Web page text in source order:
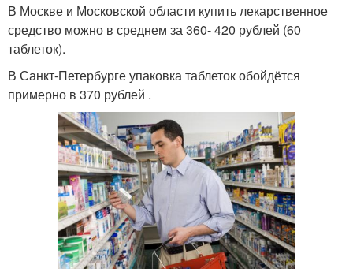
В Москве и Московской области купить лекарственное
средство можно в среднем за 360- 420 рублей (60
таблеток).
В Санкт-Петербурге упаковка таблеток обойдётся
примерно в 370 рублей .